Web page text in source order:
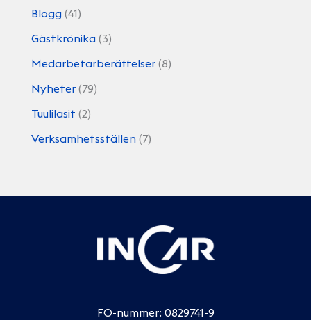
Blogg (41)
Gästkrönika (3)
Medarbetarberättelser (8)
Nyheter (79)
Tuulilasit (2)
Verksamhetsställen (7)
FO-nummer: 0829741-9